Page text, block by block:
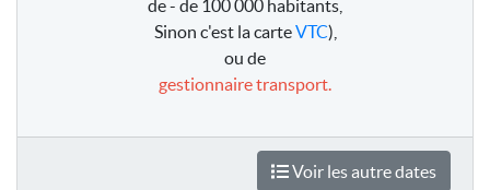
de - de 100 000 habitants,
Sinon c'est la carteVTC),
ou de
gestionnaire transport.
Voir les autre dates